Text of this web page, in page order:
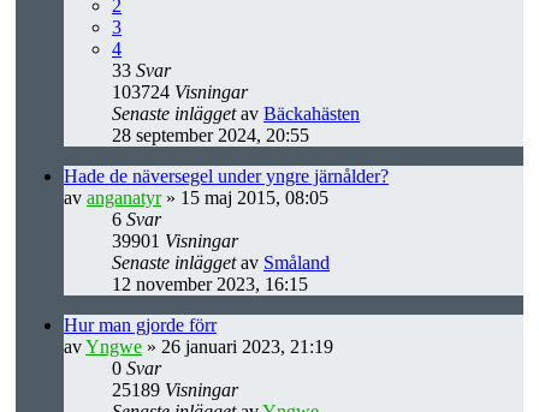
2
3
4
33 Svar
103724 Visningar
Senaste inläggetav Bäckahästen
28 september 2024, 20:55
Hade de näversegel under yngre järnålder?
av anganatyr» 15 maj 2015, 08:05
6 Svar
39901 Visningar
Senaste inläggetav Småland
12 november 2023, 16:15
Hur man gjorde förr
avYngwe » 26 januari 2023, 21:19
0 Svar
25189 Visningar